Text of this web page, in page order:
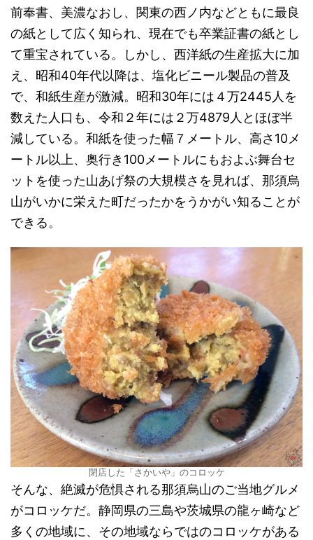
前奉書、美濃なおし、関東の西ノ内などともに最良
の紙として広く知られ、現在でも卒業証書の紙とし
て重宝されている。しかし、西洋紙の生産拡大に加
え、昭和40年代以降は、塩化ビニール製品の普及
で、和紙生産が激減。昭和30年には４万2445人を
数えた人口も、令和２年には２万4879人とほぼ半
減している。和紙を使った幅７メートル、高さ10メ
ートル以上、奥行き100メートルにもおよぶ舞台セ
ットを使った山あげ祭の大規模さを見れば、那須烏
山がいかに栄えた町だったかをうかがい知ることが
できる。
閉店した「さかいや」のコロッケ
そんな、絶滅が危惧される那須烏山のご当地グルメ
がコロッケだ。静岡県の三島や茨城県の龍ヶ崎など
多くの地域に、その地域ならではのコロッケがある